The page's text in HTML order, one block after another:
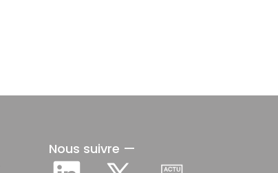
Nous suivre —